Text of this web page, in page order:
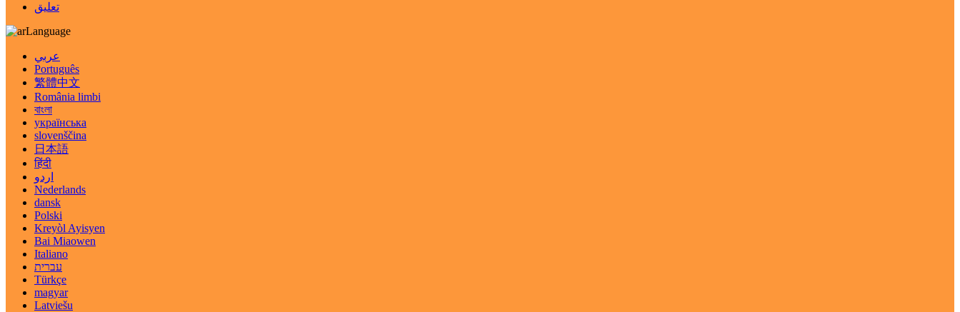
تعليق
Language
عربي
Português
繁體中文
România limbi
বাংলা
українська
slovenščina
日本語
हिंदी
اردو
Nederlands
dansk
Polski
Kreyòl Ayisyen
Bai Miaowen
Italiano
עברית
Türkçe
magyar
Latviešu